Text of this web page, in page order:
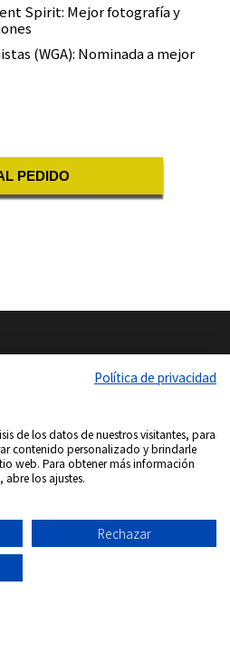
Spirit: Mejor fotografía y
(WGA): Nominada a mejor
PEDIDO
DVD Spain - Tienda de
on-line
Reservados
de
de uso
Somos
Política de privacidad
de los datos de nuestros visitantes, para
contenido personalizado y brindarle
web. Para obtener más información
los ajustes.
Rechazar